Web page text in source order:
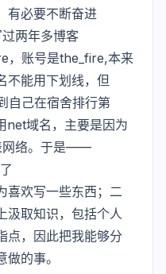
有必要不断奋进
两年多博客
，账号是the_fire,本来
不能用下划线，但
自己在宿舍排行第
net域名，主要是因为
网络。于是——
喜欢写一些东西；二
汲取知识，包括个人
点，因此把我能够分
的事。